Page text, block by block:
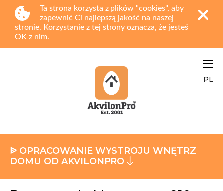
Ta strona korzysta z plików "cookies", aby
zapewnić Ci najlepszą jakość na naszej
stronie. Korzystanie z tej strony oznacza, że jesteś
OK z nim.
PL
ᐉ OPRACOWANIE WYSTROJU WNĘTRZ
DOMU OD AKVILONPRO